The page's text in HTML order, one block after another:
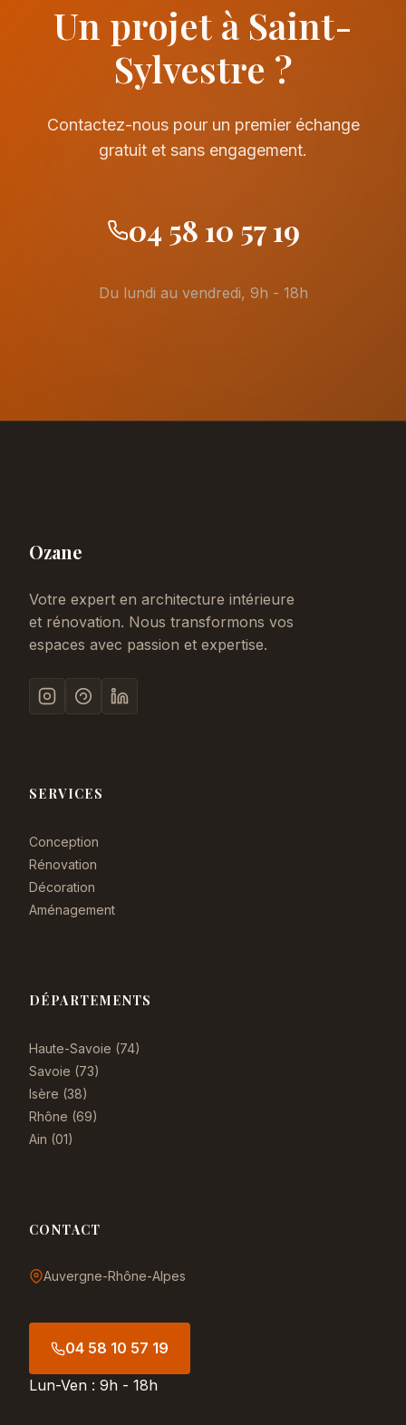
Un projet à Saint-
Sylvestre ?
Contactez-nous pour un premier échange
gratuit et sans engagement.
04 58 10 57 19
Du lundi au vendredi, 9h - 18h
Ozane
Votre expert en architecture intérieure
et rénovation. Nous transformons vos
espaces avec passion et expertise.
SERVICES
Conception
Rénovation
Décoration
Aménagement
DÉPARTEMENTS
Haute-Savoie (74)
Savoie (73)
Isère (38)
Rhône (69)
Ain (01)
CONTACT
Auvergne-Rhône-Alpes
04 58 10 57 19
Lun-Ven : 9h - 18h